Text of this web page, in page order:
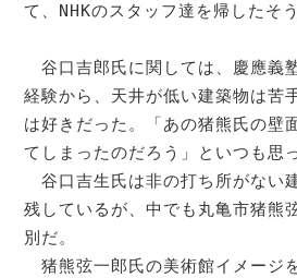
て、NHKのスタッフ達を帰したそう
谷口吉郎氏に関しては、慶應義
経験から、天井が低い建築物は苦
は好きだった。「あの猪熊氏の壁
てしまったのだろう」といつも思
谷口吉生氏は非の打ち所がない
残しているが、中でも丸亀市猪熊
別だ。
猪熊弦一郎氏の美術館イメージ